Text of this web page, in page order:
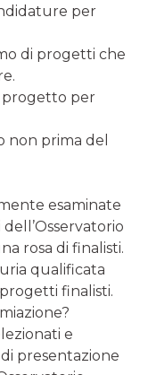
per
di progetti che
progetto per
non prima del
esaminate
rosa di finalisti.
qualificata
finalisti.
e
presentazione